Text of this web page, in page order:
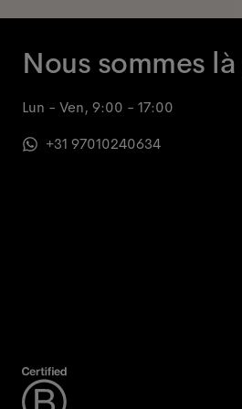
Nous sommes là
Lun - Ven, 9:00 - 17:00
+31 97010240634